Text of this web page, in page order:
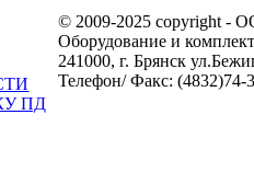
ПД
© 2009-2025 copyright -
Оборудование и
241000, г. Брянск
Телефон/ Факс: (4832)74-